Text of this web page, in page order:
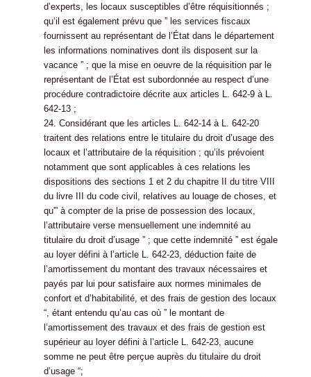
d’experts, les locaux susceptibles d’être réquisitionnés ;
qu’il est également prévu que ” les services fiscaux
fournissent au représentant de l’État dans le département
les informations nominatives dont ils disposent sur la
vacance ” ; que la mise en oeuvre de la réquisition par le
représentant de l’État est subordonnée au respect d’une
procédure contradictoire décrite aux articles L. 642-9 à L.
642-13 ;
24. Considérant que les articles L. 642-14 à L. 642-20
traitent des relations entre le titulaire du droit d’usage des
locaux et l’attributaire de la réquisition ; qu’ils prévoient
notamment que sont applicables à ces relations les
dispositions des sections 1 et 2 du chapitre II du titre VIII
du livre III du code civil, relatives au louage de choses, et
qu'” à compter de la prise de possession des locaux,
l’attributaire verse mensuellement une indemnité au
titulaire du droit d’usage ” ; que cette indemnité ” est égale
au loyer défini à l’article L. 642-23, déduction faite de
l’amortissement du montant des travaux nécessaires et
payés par lui pour satisfaire aux normes minimales de
confort et d’habitabilité, et des frais de gestion des locaux
“, étant entendu qu’au cas où ” le montant de
l’amortissement des travaux et des frais de gestion est
supérieur au loyer défini à l’article L. 642-23, aucune
somme ne peut être perçue auprès du titulaire du droit
d’usage “;